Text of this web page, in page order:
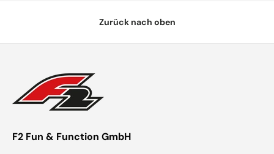
Zurück nach oben
F2 Fun & Function GmbH